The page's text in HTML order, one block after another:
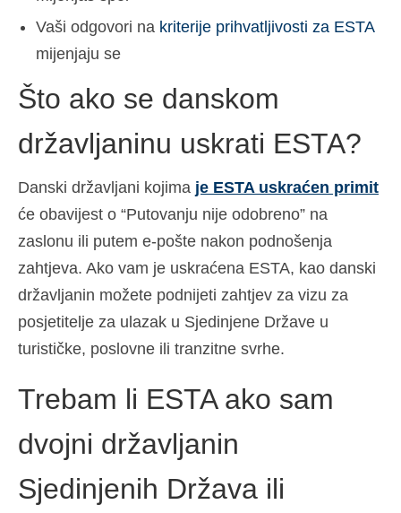
Vaši odgovori na kriterije prihvatljivosti za ESTA
mijenjaju se
Što ako se danskom
državljaninu uskrati ESTA?
Danski državljani kojima je ESTA uskraćen primit
će obavijest o “Putovanju nije odobreno” na
zaslonu ili putem e-pošte nakon podnošenja
zahtjeva. Ako vam je uskraćena ESTA, kao danski
državljanin možete podnijeti zahtjev za vizu za
posjetitelje za ulazak u Sjedinjene Države u
turističke, poslovne ili tranzitne svrhe.
Trebam li ESTA ako sam
dvojni državljanin
Sjedinjenih Država ili